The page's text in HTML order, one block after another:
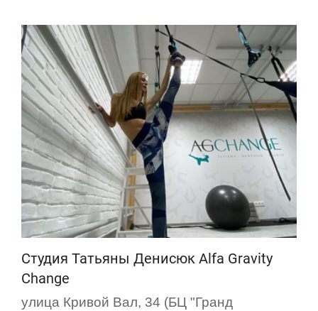
Студия Татьяны Денисюк Alfa Gravity
Change
улица Кривой Вал, 34 (БЦ "Гранд